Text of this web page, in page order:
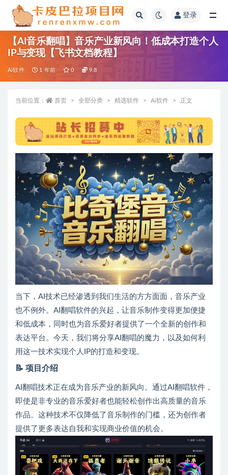
登录
【AI音乐翻唱】音乐产业新风向！低成本打造个人
IP与变现【飞书文档教程】
Ai软件 1 年前 0 9.8
当前位置： 首页 全部分类 精选软件 Ai软件 正文
当下，AI技术已经渗透到我们生活的方方面面，音乐产业
也不例外。AI翻唱软件的兴起，让音乐制作变得更加便捷
和低成本，同时也为音乐爱好者提供了一个全新的创作和
表达平台。今天，我们将分享AI翻唱的魔力，以及如何利
用这一技术实现个人IP的打造和变现。
📝 项目介绍
AI翻唱技术正在成为音乐产业的新风向。通过AI翻唱软件，
即使是非专业的音乐爱好者也能轻松创作出高质量的音乐
作品。这种技术不仅降低了音乐制作的门槛，还为创作者
提供了更多表达自我和实现商业价值的机会。
全部